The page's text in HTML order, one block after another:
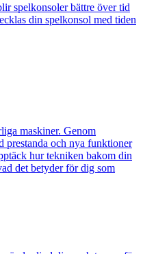
spelkonsoler bättre över tid
din spelkonsol med tiden
maskiner. Genom
prestanda och nya funktioner
hur tekniken bakom din
det betyder för dig som